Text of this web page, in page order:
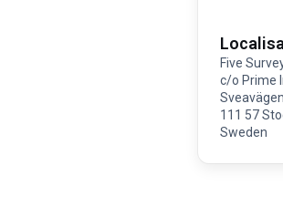
Five
c/o Prime
111 57
Sweden